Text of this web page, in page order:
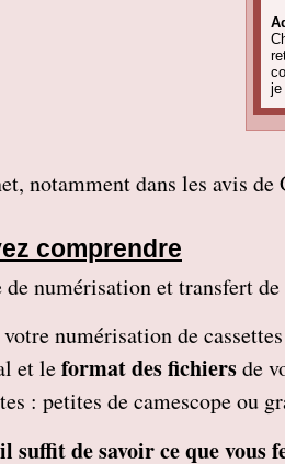
je
!
À
notamment dans les avis
comprendre
numérisation et transfert
numérisation de cassettes
et leformat des fichiersde
: petites de camescope ou
il suffit de savoir ce que vous